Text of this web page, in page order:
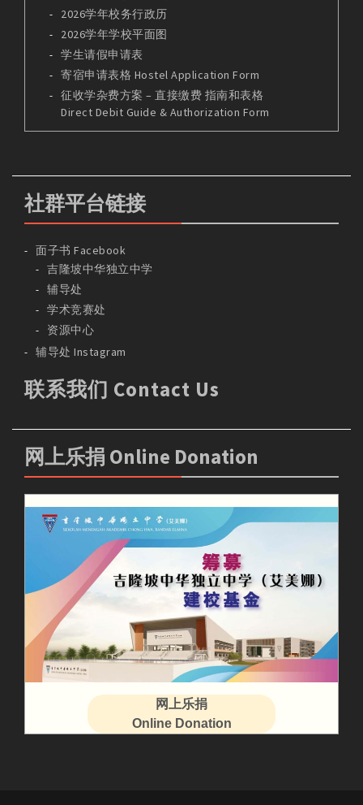
2026学年校务行政历
2026学年学校平面图
学生请假申请表
寄宿申请表格 Hostel Application Form
征收学杂费方案 – 直接缴费 指南和表格
Direct Debit Guide & Authorization Form
社群平台链接
面子书 Facebook
吉隆坡中华独立中学
辅导处
学术竞赛处
资源中心
辅导处 Instagram
联系我们 Contact Us
网上乐捐 Online Donation
网上乐捐
Online Donation